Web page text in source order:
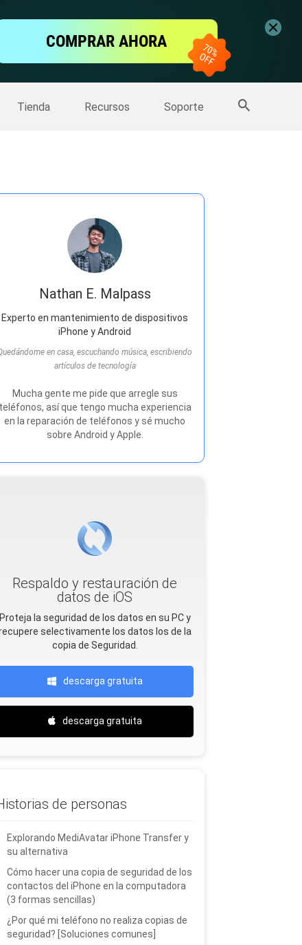
COMPRAR AHORA
Tienda Recursos Soporte
>> Más productos
Nathan E. Malpass
Experto en mantenimiento de dispositivos
iPhone y Android
en casa, escuchando música, escribiendo
artículos de tecnología
Mucha gente me pide que arregle sus
teléfonos, así que tengo mucha experiencia
en la reparación de teléfonos y sé mucho
sobre Android y Apple.
Respaldo y restauración de
datos de iOS
Proteja la seguridad de los datos en su PC y
selectivamente los datos Ios de la
copia de Seguridad.
descarga gratuita
descarga gratuita
de personas
Explorando MediAvatar iPhone Transfer y
su alternativa
Cómo hacer una copia de seguridad de los
contactos del iPhone en la computadora
(3 formas sencillas)
¿Por qué mi teléfono no realiza copias de
seguridad? [Soluciones comunes]